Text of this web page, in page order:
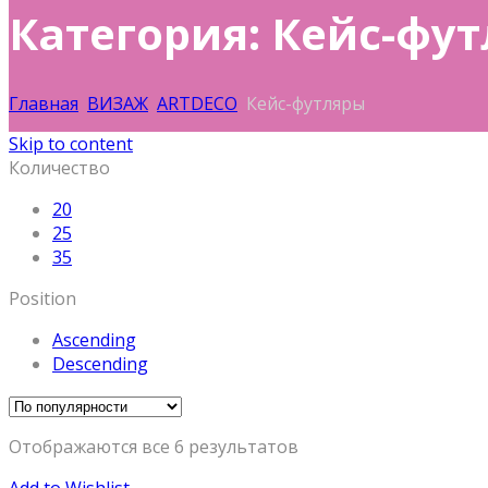
Категория: Кейс-
Главная ВИЗАЖ ARTDECO Кейс-футляры
Skip to content
Количество
20
25
35
Position
Ascending
Descending
Отображаются все 6 результатов